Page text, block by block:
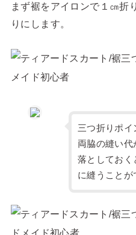
まず裾をアイロンで１㎝折
りにします。
三つ折りポイ
両脇の縫い代
落としておく
に縫うことが